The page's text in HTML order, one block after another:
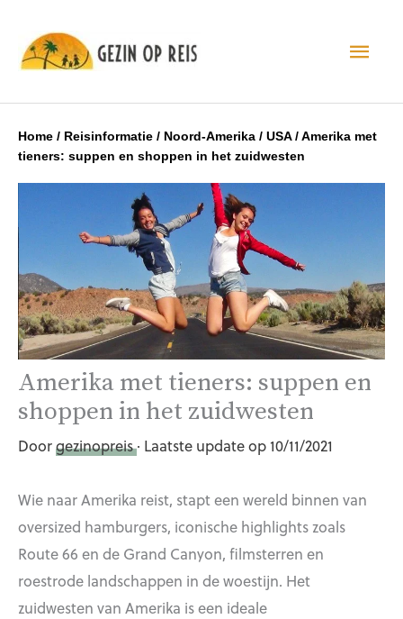
Home / Reisinformatie / Noord-Amerika / USA/ Amerika met
tieners: suppen en shoppen in het zuidwesten
Amerika met tieners: suppen en
shoppen in het zuidwesten
Doorgezinopreis· Laatste update op 10/11/2021
Wie naar Amerika reist, stapt een wereld binnen van
oversized hamburgers, iconische highlights zoals
Route 66 en de Grand Canyon, filmsterren en
roestrode landschappen in de woestijn. Het
zuidwesten van Amerika is een ideale